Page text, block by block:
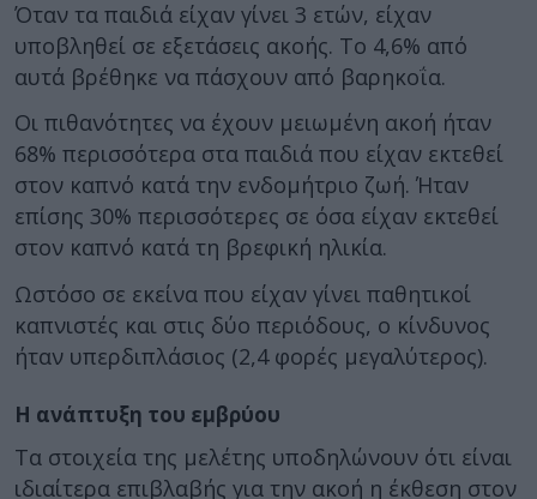
Όταν τα παιδιά είχαν γίνει 3 ετών, είχαν
υποβληθεί σε εξετάσεις ακοής. Το 4,6% από
αυτά βρέθηκε να πάσχουν από βαρηκοΐα.
Οι πιθανότητες να έχουν μειωμένη ακοή ήταν
68% περισσότερα στα παιδιά που είχαν εκτεθεί
στον καπνό κατά την ενδομήτριο ζωή. Ήταν
επίσης 30% περισσότερες σε όσα είχαν εκτεθεί
στον καπνό κατά τη βρεφική ηλικία.
Ωστόσο σε εκείνα που είχαν γίνει παθητικοί
καπνιστές και στις δύο περιόδους, ο κίνδυνος
ήταν υπερδιπλάσιος (2,4 φορές μεγαλύτερος).
Η ανάπτυξη του εμβρύου
Τα στοιχεία της μελέτης υποδηλώνουν ότι είναι
ιδιαίτερα επιβλαβής για την ακοή η έκθεση στον